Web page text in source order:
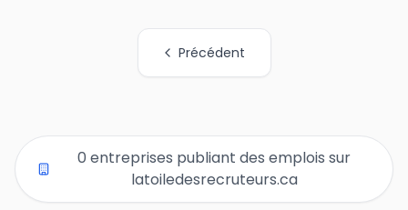
Précédent
0 entreprises publiant des emplois sur
latoiledesrecruteurs.ca